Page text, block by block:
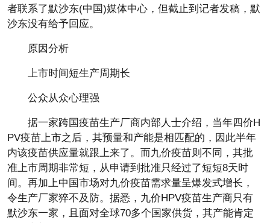
者联系了默沙东(中国)媒体中心，但截止到记者发稿，默
沙东没有给予回应。
原因分析
上市时间短生产周期长
公众从众心理强
据一家跨国疫苗生产厂商内部人士介绍，当年四价H
PV疫苗上市之后，其预量和产能是相匹配的，因此半年
内该疫苗供应量就跟上来了。而九价疫苗则不同，其批
准上市周期非常短，从申请到批准只经过了短短8天时
间。再加上中国市场对九价疫苗需求量呈爆发式增长，
令生产厂家猝不及防。据悉，九价HPV疫苗生产商只有
默沙东一家，且面对全球70多个国家供货，其产能肯定